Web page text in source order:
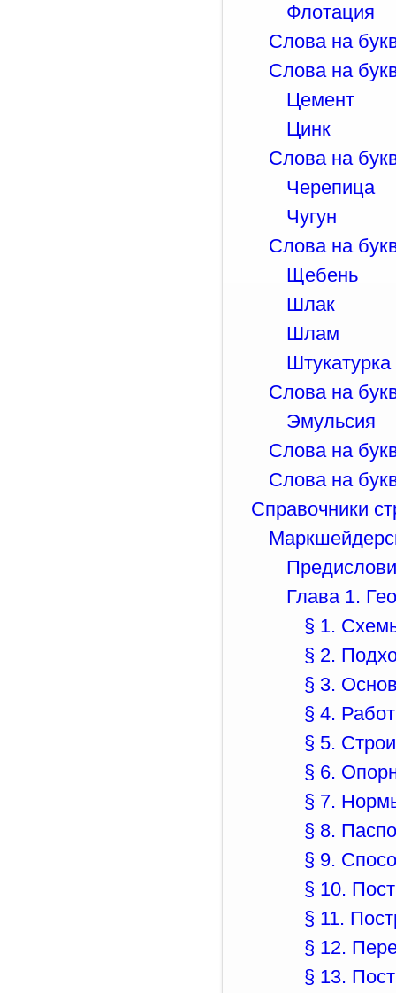
Флотация
Слова на
Слова на
Цемент
Цинк
Слова на
Черепица
Чугун
Слова на
Щебень
Шлак
Шлам
Штукатурка
Слова на
Эмульсия
Слова на
Слова на
Справочники
Глава 1.
§ 1.
§ 2.
§ 3.
§ 4.
§ 5.
§ 6.
§ 7.
§ 8.
§ 9.
§ 10.
§ 11.
§ 12.
§ 13.